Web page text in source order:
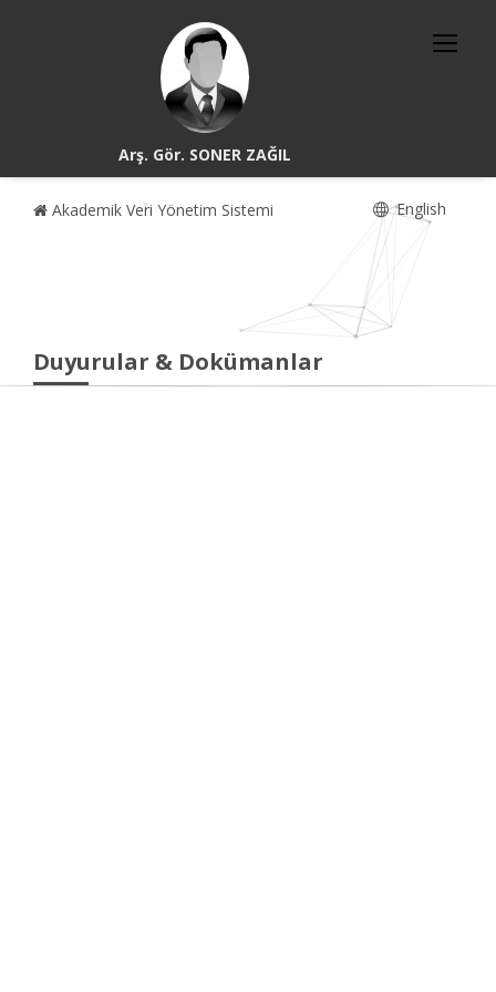
Arş. Gör. SONER ZAĞIL
Akademik Veri Yönetim Sistemi English
Duyurular & Dokümanlar